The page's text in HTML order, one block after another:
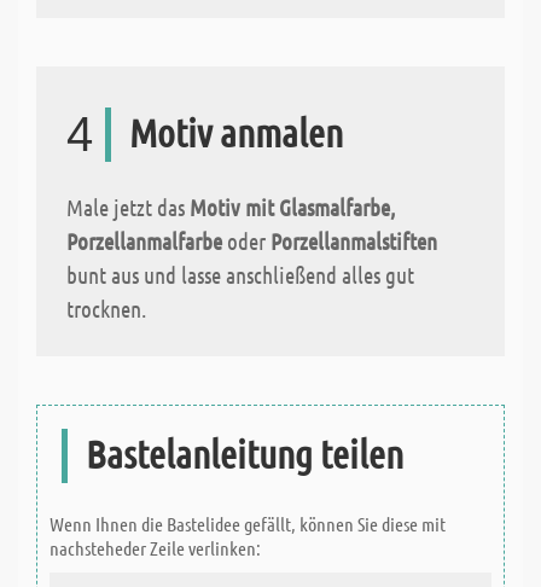
4 Motiv anmalen
Male jetzt das Motiv mit Glasmalfarbe,
Porzellanmalfarbe oder Porzellanmalstiften
bunt aus und lasse anschließend alles gut
trocknen.
Bastelanleitung teilen
Wenn Ihnen die Bastelidee gefällt, können Sie diese mit
nachsteheder Zeile verlinken: